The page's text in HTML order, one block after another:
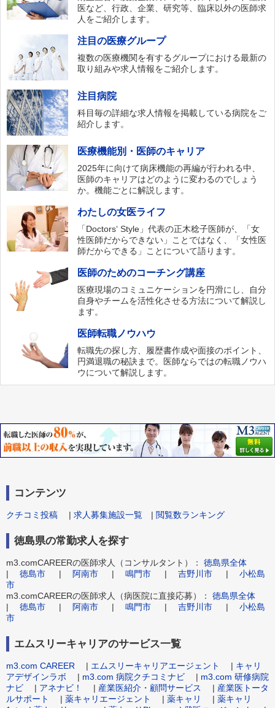
医など、行政、企業、研究等、臨床以外の医師求
人をご紹介します。
注目の医療グループ
複数の医療機関を有するグループにおける最新の
取り組みや求人情報をご紹介します。
注目病院
科目毎の詳細な求人情報を掲載している病院をご
紹介します。
医療機能別・医師のキャリア
2025年に向けて病床機能の再編が行われる中、
医師のキャリアはどのように変わるのでしょう
か。機能ごとに解説します。
わたしの女医ライフ
「Doctors‘ Style」代表の正木稔子医師が、「女
性医師だからできない」ことではなく、「女性医
師だからできる」ことについて語ります。
医師のためのコーチング講座
医療現場のコミュニケーションを円滑にし、自分
自身やチームを活性化させる方法について解説し
ます。
医師転職ノウハウ
転職先の探し方、履歴書作成や面接のポイント、
円満退職の秘訣まで。医師ならではの転職ノウハ
ウについて解説します。
コンテンツ
クチコミ投稿 | 求人募集施設一覧 | 閲覧数ランキング
徳島県の常勤求人を探す
m3.comCAREERの医師求人（コンサルタント）： 徳島県全体
| 徳島市 | 阿南市 | 鳴門市 | 吉野川市 | 小松島
市
m3.comCAREERの医師求人（病医院に直接応募）： 徳島県全体
| 徳島市 | 阿南市 | 鳴門市 | 吉野川市 | 小松島
市
エムスリーキャリアのサービス一覧
m3.com CAREER | エムスリーキャリアエージェント | キャリ
アデザインラボ | m3.com 病院クチコミナビ | m3.com 研修病院
ナビ | アネナビ！ | 産業医紹介・顧問サービス | 産業医トータ
ルサポート
| 薬キャリエージェント | 薬キャリ | 薬キャリ